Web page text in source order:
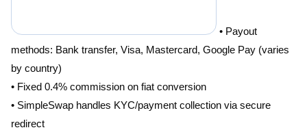
• Payout
methods: Bank transfer, Visa, Mastercard, Google Pay (varies
by country)
• Fixed 0.4% commission on fiat conversion
• SimpleSwap handles KYC/payment collection via secure
redirect